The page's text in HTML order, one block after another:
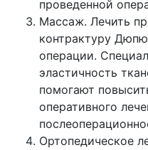
проведенной
Массаж. Лечить
контрактуру
операции.
эластичность
помогают
оперативного
Ортопедическое